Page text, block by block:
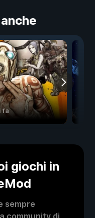
fa
giochi in
sempre